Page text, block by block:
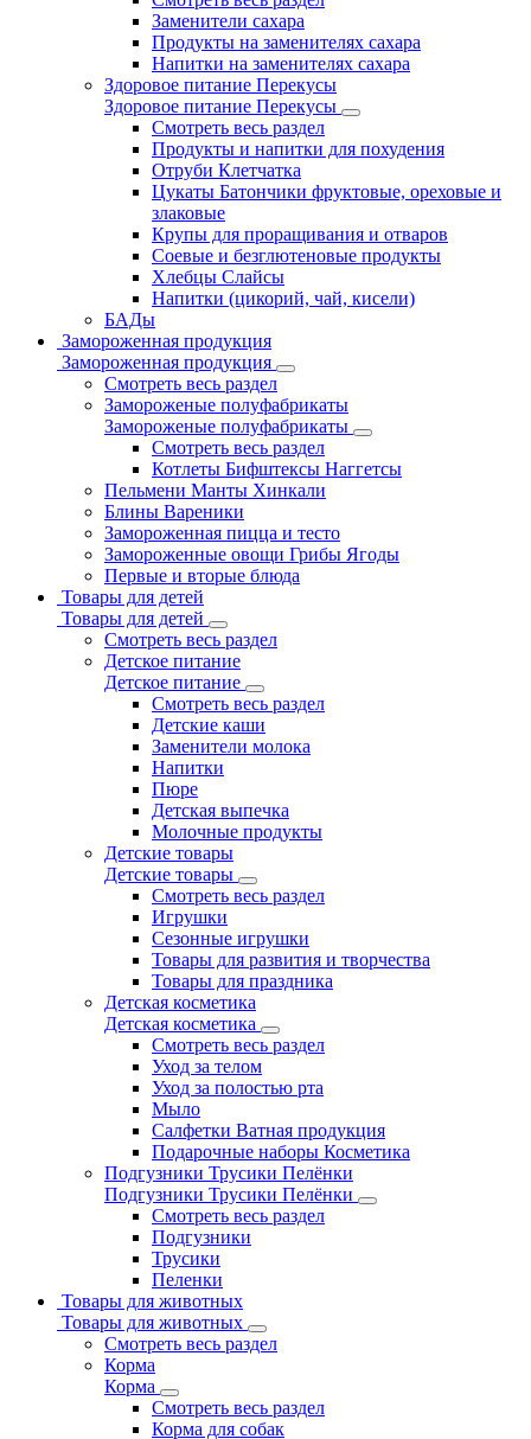
Заменители сахара
Продукты на заменителях сахара
Напитки на заменителях сахара
Здоровое питание Перекусы
Здоровое питание Перекусы
Смотреть весь раздел
Продукты и напитки для похудения
Отруби Клетчатка
Цукаты Батончики фруктовые, ореховые и
злаковые
Крупы для проращивания и отваров
Соевые и безглютеновые продукты
Хлебцы Слайсы
Напитки (цикорий, чай, кисели)
БАДы
Замороженная продукция
Замороженная продукция
Смотреть весь раздел
Замороженые полуфабрикаты
Замороженые полуфабрикаты
Смотреть весь раздел
Котлеты Бифштексы Наггетсы
Пельмени Манты Хинкали
Блины Вареники
Замороженная пицца и тесто
Замороженные овощи Грибы Ягоды
Первые и вторые блюда
Товары для детей
Товары для детей
Смотреть весь раздел
Детское питание
Детское питание
Смотреть весь раздел
Детские каши
Заменители молока
Напитки
Пюре
Детская выпечка
Молочные продукты
Детские товары
Детские товары
Смотреть весь раздел
Игрушки
Сезонные игрушки
Товары для развития и творчества
Товары для праздника
Детская косметика
Детская косметика
Смотреть весь раздел
Уход за телом
Уход за полостью рта
Мыло
Салфетки Ватная продукция
Подарочные наборы Косметика
Подгузники Трусики Пелёнки
Подгузники Трусики Пелёнки
Смотреть весь раздел
Подгузники
Трусики
Пеленки
Товары для животных
Товары для животных
Смотреть весь раздел
Корма
Корма
Смотреть весь раздел
Корма для собак